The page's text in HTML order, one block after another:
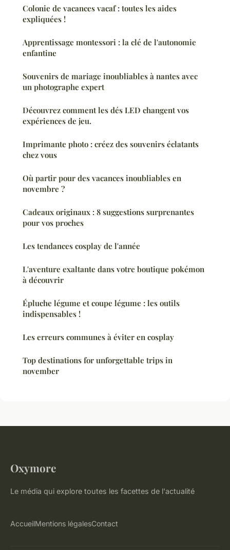
Colonie de vacances vacaf : toutes les aides
expliquées !
Apprentissage montessori : la clé de l'autonomie
enfantine
Souvenirs de mariage inoubliables à nantes avec
un photographe expert
Découvrez comment les dés LED changent vos
expériences de jeu.
Imprimante photo : créez des souvenirs éclatants
chez vous
Où partir pour des vacances inoubliables en
novembre ?
Cadeaux originaux : 8 suggestions surprenantes
pour vos proches
Les tendances cosplay de l'année
L'aventure exaltante dans votre boutique pokémon
à découvrir
Épluche légume et coupe légume : les outils
indispensables !
Les erreurs communes à éviter en cosplay
Top destinations for unforgettable trips in
november
Oxymore
Le média qui explore toutes les facettes de l'actualité
AccueilMentions légalesContact